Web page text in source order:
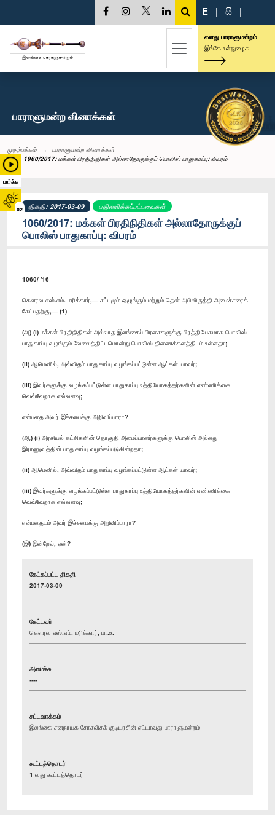
பார்க்க
02
E | සි |
எனது பாராளுமன்றம்
இங்கே உள்நுழைக
பாராளுமன்ற வினாக்கள்
முதற்பக்கம்
பாராளுமன்ற வினாக்கள்
1060/2017: மக்கள் பிரதிநிதிகள் அல்லாதோருக்குப் பொலிஸ் பாதுகாப்பு: விபரம்
திகதி: 2017-03-09 பதிலளிக்கப்பட்டவைகள்
1060/2017: மக்கள் பிரதிநிதிகள் அல்லாதோருக்குப்
பொலிஸ் பாதுகாப்பு: விபரம்
1060/ '16
கௌரவ எஸ்.எம். மரிக்கார்,— சட்டமும் ஒழுங்கும் மற்றும் தென் அபிவிருத்தி அமைச்சரைக்
கேட்பதற்கு,— (1)
(அ) (i) மக்கள் பிரதிநிதிகள் அல்லாத இலங்கைப் பிரசைகளுக்கு பிரத்தியேகமாக பொலிஸ்
பாதுகாப்பு வழங்கும் வேலைத்திட்டமொன்று பொலிஸ் திணைக்களத்திடம் உள்ளதா;
(ii) ஆமெனில், அவ்விதம் பாதுகாப்பு வழங்கப்பட்டுள்ள ஆட்கள் யாவர்;
(iii) இவர்களுக்கு வழங்கப்பட்டுள்ள பாதுகாப்பு உத்தியோகத்தர்களின் எண்ணிக்கை
வெவ்வேறாக எவ்வளவு;
என்பதை அவர் இச்சபைக்கு அறிவிப்பாரா?
(ஆ) (i) அரசியல் கட்சிகளின் தொகுதி அமைப்பாளர்களுக்கு பொலிஸ் அல்லது
இராணுவத்தின் பாதுகாப்பு வழங்கப்படுகின்றதா;
(ii) ஆமெனில், அவ்விதம் பாதுகாப்பு வழங்கப்பட்டுள்ள ஆட்கள் யாவர்;
(iii) இவர்களுக்கு வழங்கப்பட்டுள்ள பாதுகாப்பு உத்தியோகத்தர்களின் எண்ணிக்கை
வெவ்வேறாக எவ்வளவு;
என்பதையும் அவர் இச்சபைக்கு அறிவிப்பாரா?
(இ) இன்றேல், ஏன்?
கேட்கப்பட்ட திகதி
2017-03-09
கேட்டவர்
கௌரவ எஸ்.எம். மரிக்கார், பா.உ.
அமைச்சு
----
சட்டவாக்கம்
இலங்கை சனநாயக சோசலிசக் குடியரசின் எட்டாவது பாராளுமன்றம்
கூட்டத்தொடர்
1 வது கூட்டத்தொடர்